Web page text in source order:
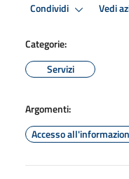
Condividi Vedi
Categorie:
Servizi
Argomenti:
Accesso